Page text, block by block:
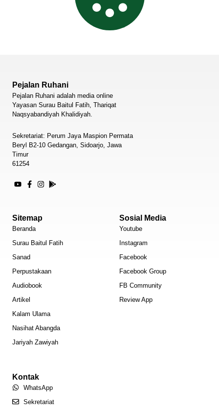
Pejalan Ruhani
Pejalan Ruhani adalah media online
Yayasan Surau Baitul Fatih, Thariqat
Naqsyabandiyah Khalidiyah.
Sekretariat: Perum Jaya Maspion Permata
Beryl B2-10 Gedangan, Sidoarjo, Jawa
Timur
61254
Sitemap
Beranda
Surau Baitul Fatih
Sanad
Perpustakaan
Audiobook
Artikel
Kalam Ulama
Nasihat Abangda
Jariyah Zawiyah
Sosial Media
Youtube
Instagram
Facebook
Facebook Group
FB Community
Review App
Kontak
WhatsApp
Sekretariat